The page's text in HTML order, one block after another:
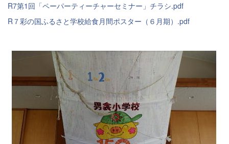
R7第1回「ペーパーティーチャーセミナー」チラシ.pdf
R７彩の国ふるさと学校給食月間ポスター（６月期）.pdf